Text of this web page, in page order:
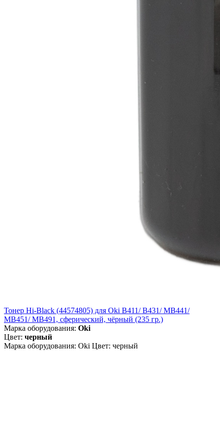
Тонер Hi-Black (44574805) для Oki B411/ B431/ MB441/
MB451/ MB491, сферический, чёрный (235 гр.)
Марка оборудования: Oki
Цвет: черный
Марка оборудования: Oki Цвет: черный